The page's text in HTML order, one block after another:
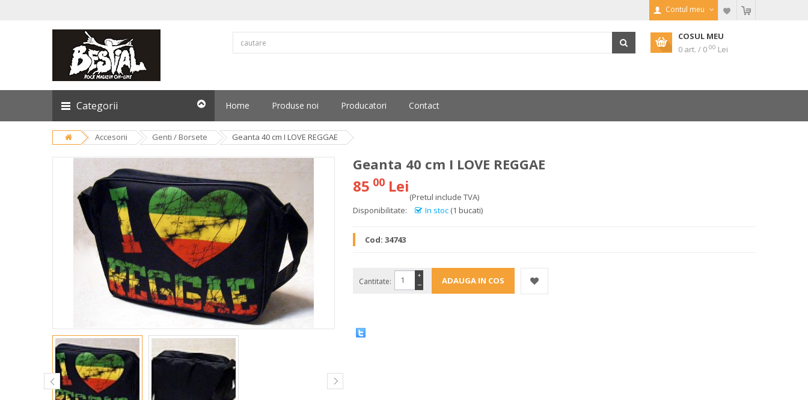
Contul meu
COSUL MEU
0 art. / 0 00 Lei
Categorii Home Produse noi Producatori Contact
Accesorii Genti / Borsete Geanta 40 cm I LOVE REGGAE
Geanta 40 cm I LOVE REGGAE
85 00 Lei
(Pretul include TVA)
Disponibilitate:
In stoc (1 bucati)
Cod: 34743
Cantitate: −
+